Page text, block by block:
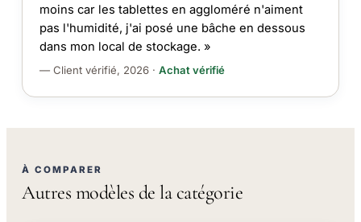
moins car les tablettes en aggloméré n'aiment
pas l'humidité, j'ai posé une bâche en dessous
dans mon local de stockage. »
— Client vérifié, 2026 · Achat vérifié
À COMPARER
Autres modèles de la catégorie